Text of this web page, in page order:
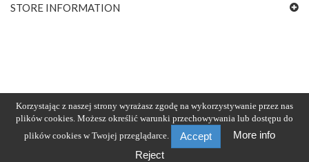
STORE INFORMATION
Korzystając z naszej strony wyrażasz zgodę na wykorzystywanie przez nas
plików cookies. Możesz określić warunki przechowywania lub dostępu do
plików cookies w Twojej przeglądarce.
Accept
More info
Reject